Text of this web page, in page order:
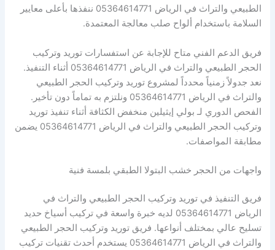
الطبيعي والتراث في الرياض 05364614771 ننفذها بأعلى معايير
السلامة باستخدام ألواح صلب معالجة المعتمدة.
فريق الدعم الفني متاح للإجابة عن استفسارات توريد وتركيب
الحجر الطبيعي والتراث في الرياض 05364614771 أثناء التنفيذ.
نعد جدولاً زمنياً محدداً لمشروع توريد وتركيب الحجر الطبيعي
والتراث في الرياض 05364614771 ونلتزم به تماماً دون تأخير.
الفحص الدوري لـ بولي إيثيلين منخفض الكثافة أثناء تنفيذ توريد
وتركيب الحجر الطبيعي والتراث في الرياض 05364614771 يضمن
مطابقة المواصفات.
واجهات من الحجر خشب البتولا الطبقي بلمسة فنية
فريق التنفيذ في توريد وتركيب الحجر الطبيعي والتراث في
الرياض 05364614771 لديه خبرة واسعة في تركيب أسياخ حديد
تسليح عالي بمختلف أنواعها. فريق توريد وتركيب الحجر الطبيعي
والتراث في الرياض 05364614771 يستخدم أحدث تقنيات تركيب